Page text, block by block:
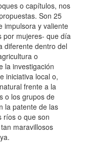
o capítulos, nos
Son 25
impulsora y valiente
por mujeres- que día
diferente dentro del
o
la investigación
iniciativa local o,
frente a la
o los grupos de
la patente de las
ríos o que son
maravillosos